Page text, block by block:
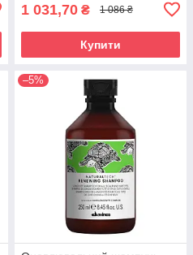
1 031,70 ₴ 1 086 ₴
Купити
–5%